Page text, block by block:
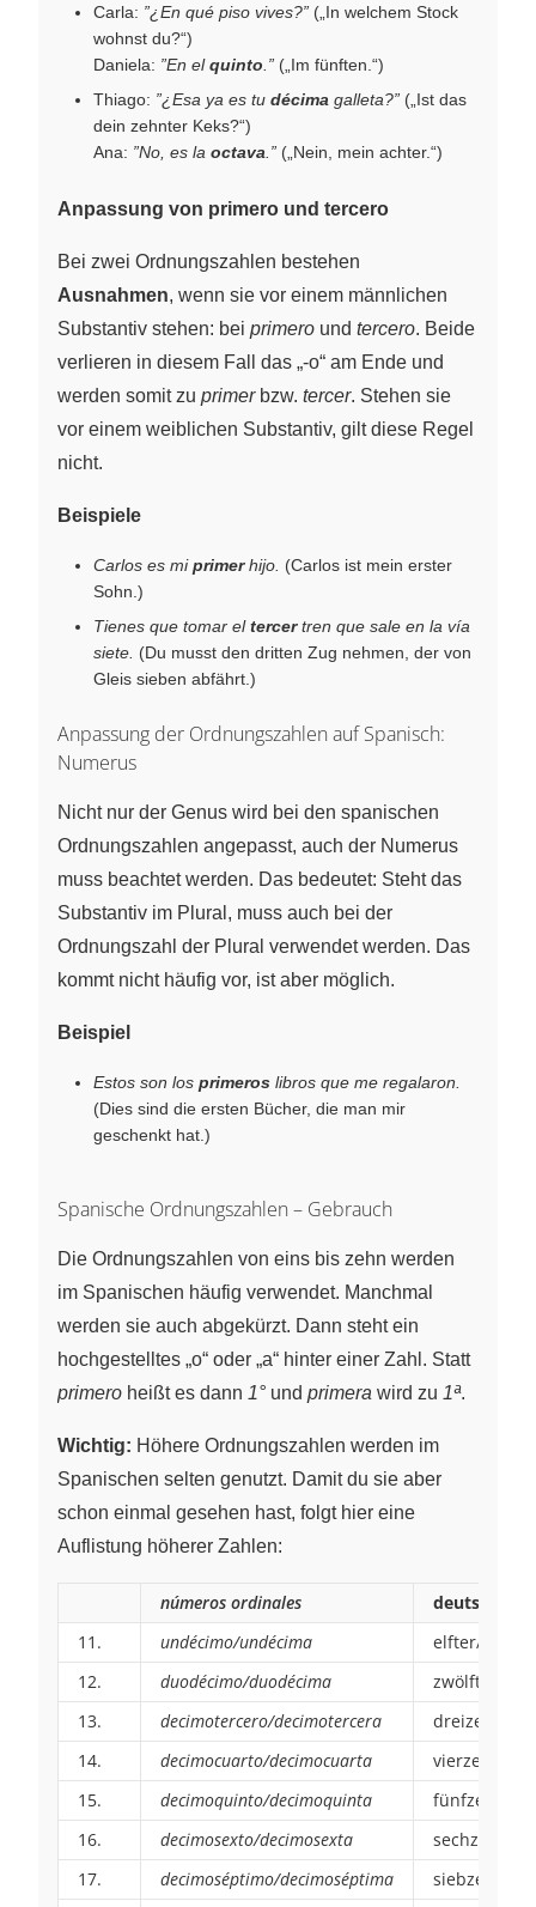
Carla: ”¿En qué piso vives?” („In welchem Stock
wohnst du?“)
Daniela: ”En elquinto .” („Im fünften.“)
Thiago: ”¿Esa ya es tu décima galleta?” („Ist das
dein zehnter Keks?“)
Ana: ”No, es la octava .” („Nein, mein achter.“)
Anpassung von primero und tercero
Bei zwei Ordnungszahlen bestehen
Ausnahmen, wenn sie vor einem männlichen
Substantiv stehen: bei primero und tercero. Beide
verlieren in diesem Fall das „-o“ am Ende und
werden somit zu primerbzw. tercer. Stehen sie
vor einem weiblichen Substantiv, gilt diese Regel
nicht.
Beispiele
Carlos es miprimerhijo. (Carlos ist mein erster
Sohn.)
Tienes que tomar eltercertren que sale en la vía
siete. (Du musst den dritten Zug nehmen, der von
Gleis sieben abfährt.)
Anpassung der Ordnungszahlen auf Spanisch:
Numerus
Nicht nur der Genus wird bei den spanischen
Ordnungszahlen angepasst, auch der Numerus
muss beachtet werden. Das bedeutet: Steht das
Substantiv im Plural, muss auch bei der
Ordnungszahl der Plural verwendet werden. Das
kommt nicht häufig vor, ist aber möglich.
Beispiel
Estos son los primeros libros que me regalaron.
(Dies sind die ersten Bücher, die man mir
geschenkt hat.)
Spanische Ordnungszahlen – Gebrauch
Die Ordnungszahlen von eins bis zehn werden
im Spanischen häufig verwendet. Manchmal
werden sie auch abgekürzt. Dann steht ein
hochgestelltes „o“ oder „a“ hinter einer Zahl. Statt
primero heißt es dann 1° und primera wird zu 1ª.
Wichtig: Höhere Ordnungszahlen werden im
Spanischen selten genutzt. Damit du sie aber
schon einmal gesehen hast, folgt hier eine
Auflistung höherer Zahlen:
números ordinales
deutsche
11.
undécimo/undécima
elfter/elfte
12.
duodécimo/duodécima
zwölfter/
13.
decimotercero/decimotercera
14.
decimocuarto/decimocuarta
vierzehnter/
15.
decimoquinto/decimoquinta
16.
decimosexto/decimosexta
17.
decimoséptimo/decimoséptima